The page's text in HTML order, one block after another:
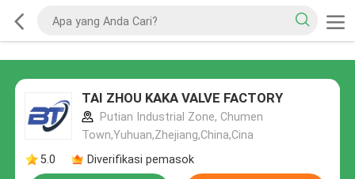
TAI ZHOU KAKA VALVE FACTORY
Putian Industrial Zone, Chumen
Town,Yuhuan,Zhejiang,China,Cina
5.0
Diverifikasi pemasok